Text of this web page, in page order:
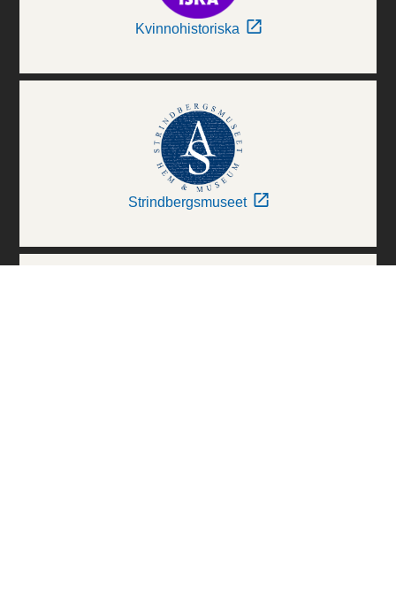
Kvinnohistoriska
Strindbergsmuseet